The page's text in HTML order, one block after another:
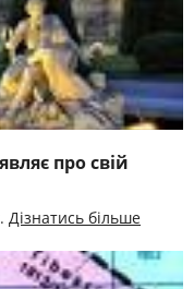
про свій
Дізнатись більше